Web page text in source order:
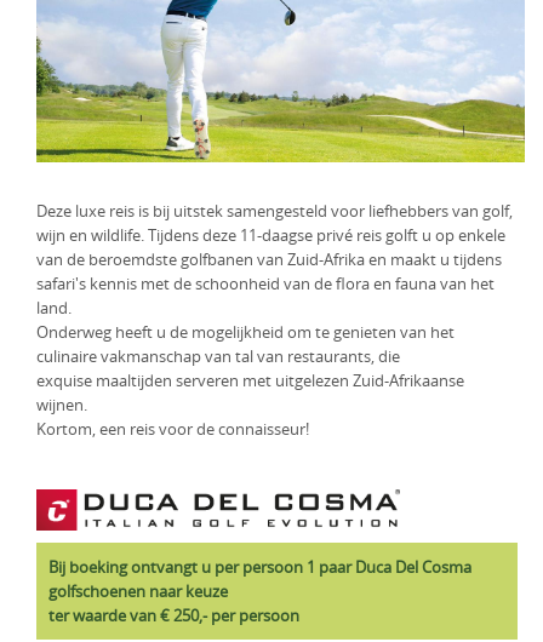
Huwelijksreis
Foto Safari
Golfreis
Familiereis
Groepsreis
Malawi
Mozambique
Namibië
Tanzania
Uganda
Italië
Malediven
Réunion
Midden Oosten
Saudi-Arabië
Reizen Met De Experts
Reisvoorwaarden En Privacyverklaring
Vaccinaties
Verzekeringen
Visa & Travel Authorisation
KLM Preferred Partner
Login
Deze luxe reis is bij uitstek samengesteld voor liefhebbers van golf,
wijn en wildlife. Tijdens deze 11-daagse privé reis golft u op enkele
van de beroemdste golfbanen van Zuid-Afrika en maakt u tijdens
safari's kennis met de schoonheid van de flora en fauna van het
land.
Onderweg heeft u de mogelijkheid om te genieten van het
culinaire vakmanschap van tal van restaurants, die
exquise maaltijden serveren met uitgelezen Zuid-Afrikaanse
wijnen.
Kortom, een reis voor de connaisseur!
Bij boeking ontvangt u per persoon 1 paar Duca Del Cosma
golfschoenen naar keuze
ter waarde van € 250,- per persoon